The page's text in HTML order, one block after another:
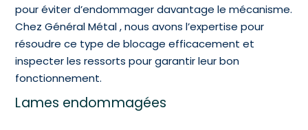
pour éviter d’endommager davantage le mécanisme.
Chez Général Métal , nous avons l’expertise pour
résoudre ce type de blocage efficacement et
inspecter les ressorts pour garantir leur bon
fonctionnement.
Lames endommagées